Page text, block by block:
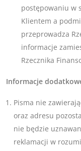
postępowaniu w
Klientem a
przeprowadza
informacje
Rzecznika
Informacje
Pisma nie
oraz adresu
nie będzie
reklamacji w